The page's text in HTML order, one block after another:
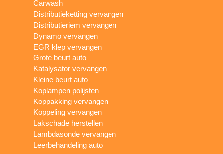
Carwash
Distributieketting vervangen
Distributieriem vervangen
Dynamo vervangen
EGR klep vervangen
Grote beurt auto
Katalysator vervangen
Kleine beurt auto
Koplampen polijsten
Koppakking vervangen
Koppeling vervangen
Lakschade herstellen
Lambdasonde vervangen
Leerbehandeling auto